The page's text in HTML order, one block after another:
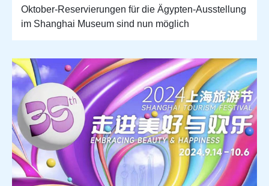
Oktober-Reservierungen für die Ägypten-Ausstellung
im Shanghai Museum sind nun möglich